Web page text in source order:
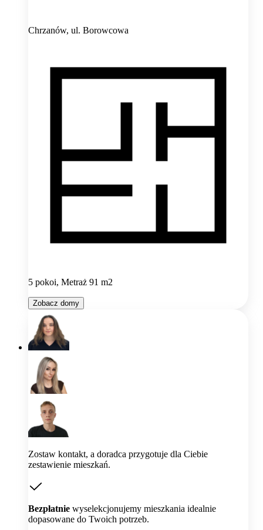
Chrzanów, ul. Borowcowa
5 pokoi, Metraż 91 m2
Zobacz domy
Zostaw kontakt, a doradca przygotuje dla Ciebie
zestawienie mieszkań.
Bezpłatnie wyselekcjonujemy mieszkania idealnie
dopasowane do Twoich potrzeb.